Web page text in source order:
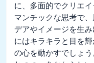
に、多面的でクリエ
マンチックな思考で
デアやイメージを生
にはキラキラと目を
の心を動かすでしょ